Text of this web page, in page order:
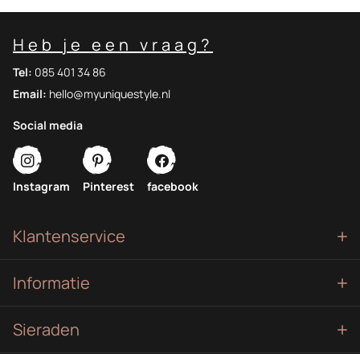
Klantenservice
Informatie
Sieraden
Heb je een vraag?
Tel: 085 401 34 86
Email: hello@myuniquestyle.nl
Social media
Instagram Pinterest facebook